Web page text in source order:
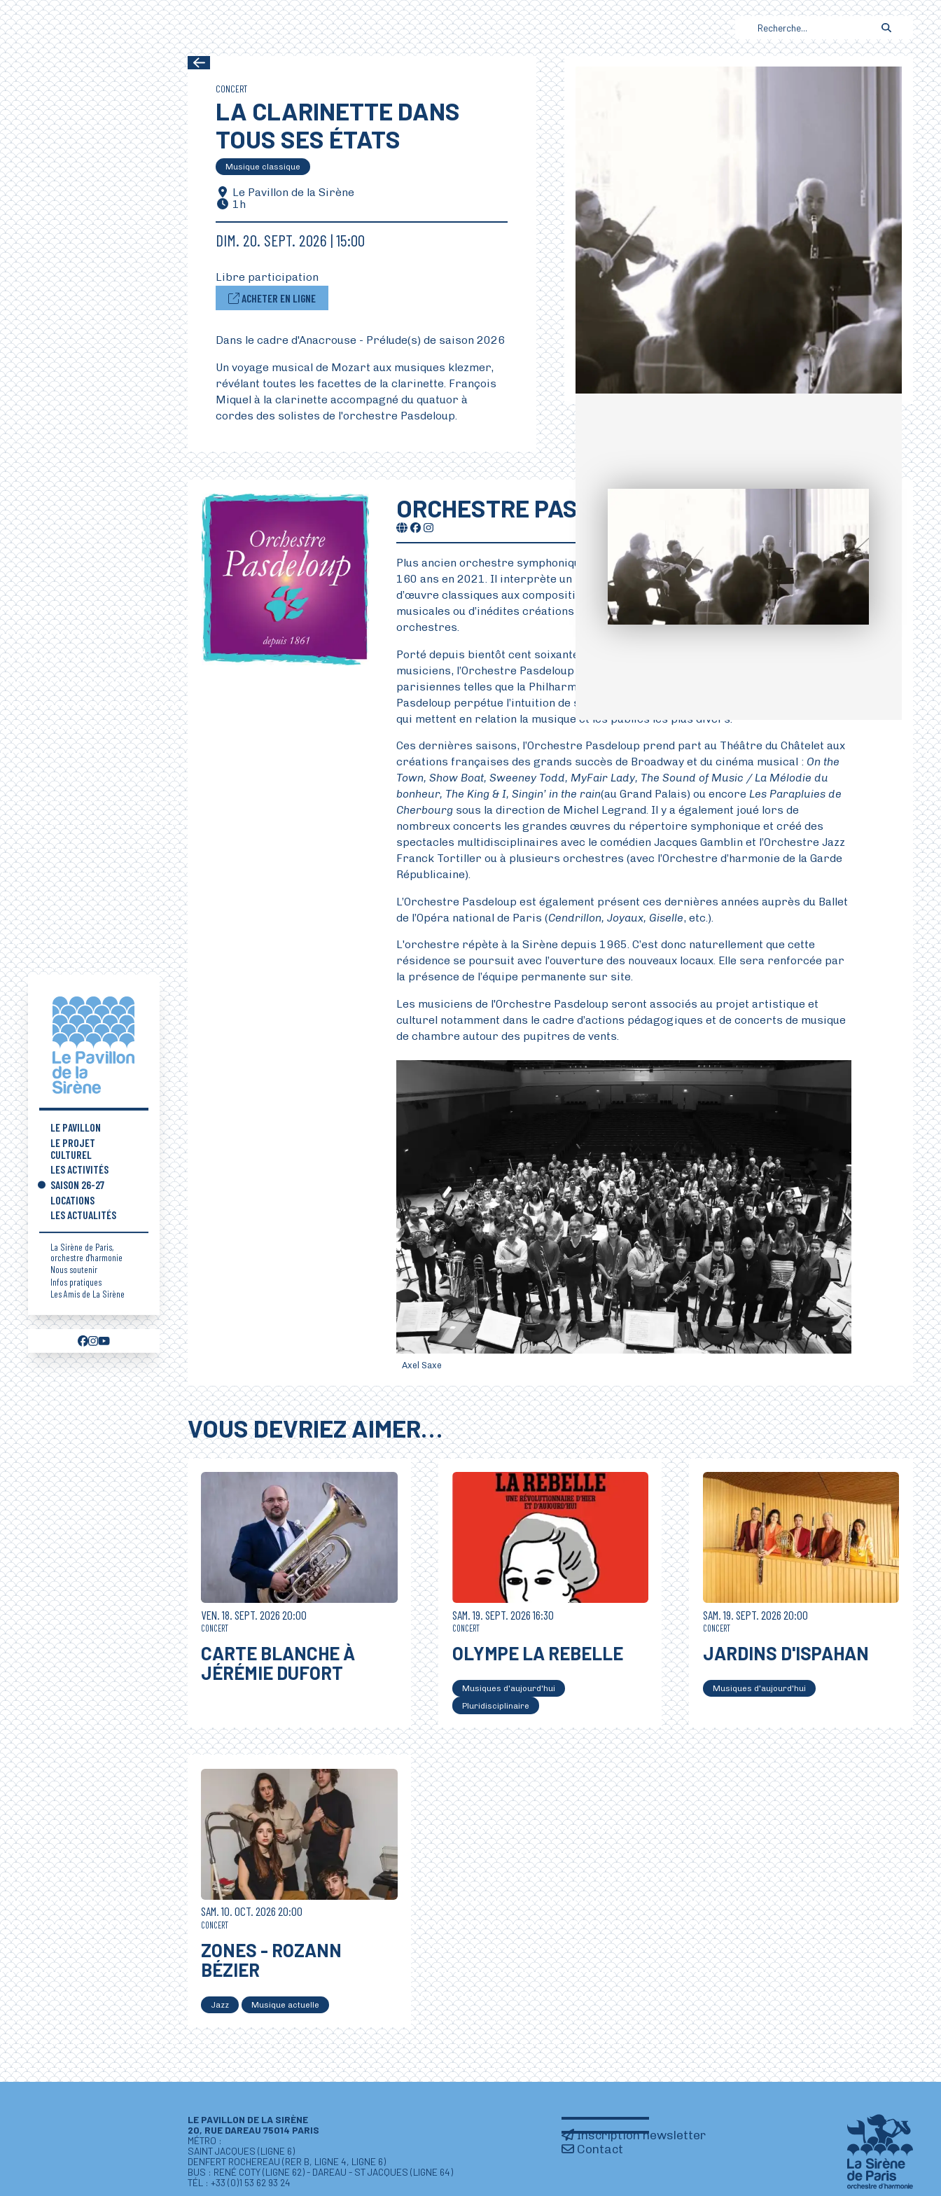
Aller au contenu principal
LE PAVILLON
LE PROJET
CULTUREL
LES ACTIVITÉS
SAISON 26-27
LOCATIONS
LES ACTUALITÉS
La Sirène de Paris,
orchestre d'harmonie
Nous soutenir
Infos pratiques
Les Amis de La Sirène
CONCERT
LA CLARINETTE DANS
TOUS SES ÉTATS
Musique classique
Le Pavillon de la Sirène
1h
DIM. 20. SEPT. 2026 15:00
Libre participation
ACHETER EN LIGNE
Dans le cadre d'Anacrouse - Prélude(s) de saison 2026
Un voyage musical de Mozart aux musiques klezmer,
révélant toutes les facettes de la clarinette. François
Miquel à la clarinette accompagné du quatuor à
cordes des solistes de l'orchestre Pasdeloup.
ORCHESTRE PASDELOUP
Plus ancien orchestre symphonique en France, l’Orchestre Pasdeloupa célébré ses
160 ans en 2021. Il interprète un répertoire éclectique, allant des grands chefs
d’œuvre classiques aux compositions contemporaines, en passant par les comédies
musicales ou d’inédites créations avec jazz, cinéma, arts corporels ou pluri-
orchestres.
Porté depuis bientôt cent soixante ans par l’enthousiasme, la rigueur de ses
musiciens, l’Orchestre Pasdeloup n’a de Présent dans les plus belles salles
parisiennes telles que la Philharmonie de Paris ou La Seine Musicale, l’Orchestre
Pasdeloup perpétue l’intuition de son fondateur éponyme : les « Concerts populaires »
qui mettent en relation la musique et les publics les plus divers.
Ces dernières saisons, l’Orchestre Pasdeloup prend part au Théâtre du Châtelet aux
créations françaises des grands succès de Broadway et du cinéma musical : On the
Town, Show Boat, Sweeney Todd, MyFair Lady, The Sound of Music / La Mélodie du
bonheur, The King & I, Singin’ in the rain(au Grand Palais) ou encore Les Parapluies de
Cherbourg sous la direction de Michel Legrand. Il y a également joué lors de
nombreux concerts les grandes œuvres du répertoire symphonique et créé des
spectacles multidisciplinaires avec le comédien Jacques Gamblin et l’Orchestre Jazz
Franck Tortiller ou à plusieurs orchestres (avec l’Orchestre d’harmonie de la Garde
Républicaine).
L’Orchestre Pasdeloup est également présent ces dernières années auprès du Ballet
de l’Opéra national de Paris (Cendrillon, Joyaux, Giselle, etc.).
L'orchestre répète à la Sirène depuis 1965. C’est donc naturellement que cette
résidence se poursuit avec l’ouverture des nouveaux locaux. Elle sera renforcée par
la présence de l’équipe permanente sur site.
Les musiciens de l'Orchestre Pasdeloup seront associés au projet artistique et
culturel notamment dans le cadre d’actions pédagogiques et de concerts de musique
de chambre autour des pupitres de vents.
Axel Saxe
VOUS DEVRIEZ AIMER…
VENDREDI
VEN. 18. SEPTEMBRE
SEPT. 2026 20:00
CONCERT
CARTE BLANCHE À
JÉRÉMIE DUFORT
SAMEDI
SAM. 19. SEPTEMBRE
SEPT. 202616:30
CONCERT
OLYMPE LA REBELLE
Musiques d'aujourd'hui
Pluridisciplinaire
SAMEDI
SAM. 19. SEPTEMBRE
SEPT. 2026 20:00
CONCERT
JARDINS D'ISPAHAN
Musiques d'aujourd'hui
SAMEDI
SAM. 10. OCTOBRE
OCT. 2026 20:00
CONCERT
ZONES - ROZANN
BÉZIER
Jazz Musique actuelle
LE PAVILLON DE LA SIRÈNE
20, RUE DAREAU 75014 PARIS
MÉTRO :
SAINT JACQUES (LIGNE 6)
DENFERT ROCHEREAU (RER B, LIGNE 4, LIGNE 6)
BUS : RENÉ COTY (LIGNE 62) - DAREAU - ST JACQUES (LIGNE 64)
TÉL : +33 (0)1 53 62 93 24
Inscription newsletter
Contact